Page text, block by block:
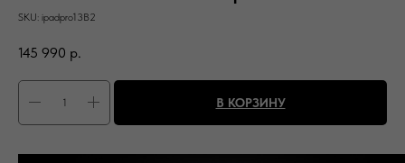
SKU: ipadpro13B2
145 990 р.
В КОРЗИНУ